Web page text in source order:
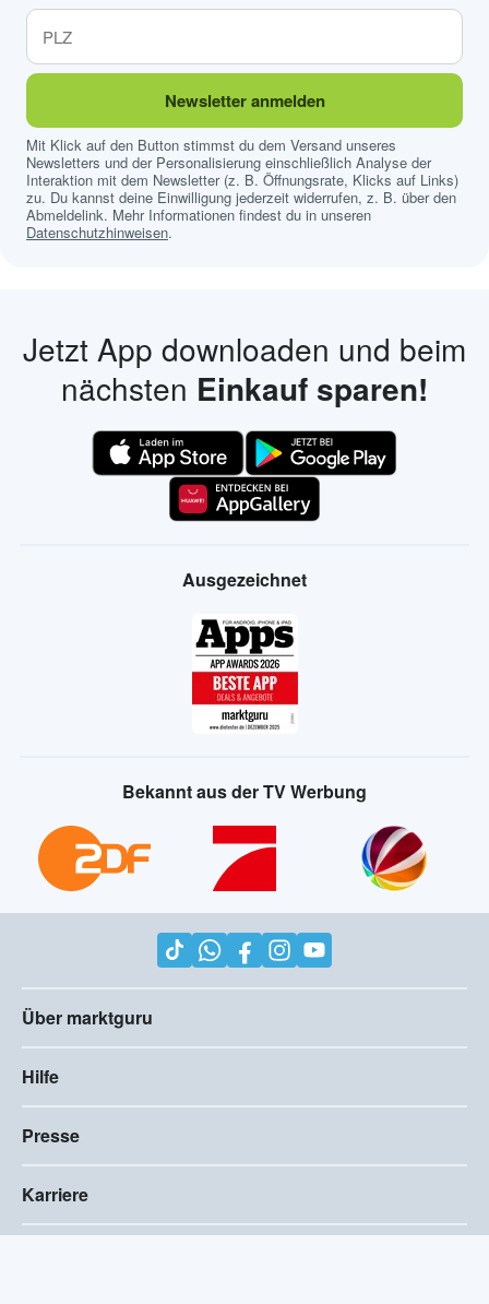
Newsletter anmelden
Mit Klick auf den Button stimmst du dem Versand unseres
Newsletters und der Personalisierung einschließlich Analyse der
Interaktion mit dem Newsletter (z. B. Öffnungsrate, Klicks auf Links)
zu. Du kannst deine Einwilligung jederzeit widerrufen, z. B. über den
Abmeldelink. Mehr Informationen findest du in unseren
Datenschutzhinweisen.
Jetzt App downloaden und beim
nächsten Einkauf sparen!
Ausgezeichnet
Bekannt aus der TV Werbung
Über marktguru
Hilfe
Presse
Karriere